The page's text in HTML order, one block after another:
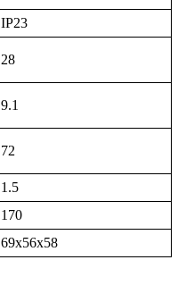
IP23
28
9.1
72
1.5
170
69x56x58